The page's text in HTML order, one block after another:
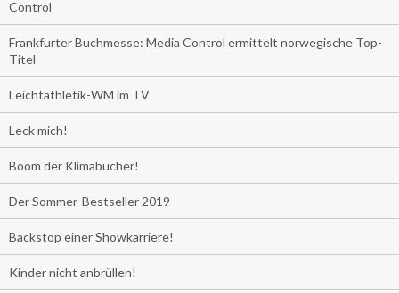
Control
Frankfurter Buchmesse: Media Control ermittelt norwegische Top-
Titel
Leichtathletik-WM im TV
Leck mich!
Boom der Klimabücher!
Der Sommer-Bestseller 2019
Backstop einer Showkarriere!
Kinder nicht anbrüllen!